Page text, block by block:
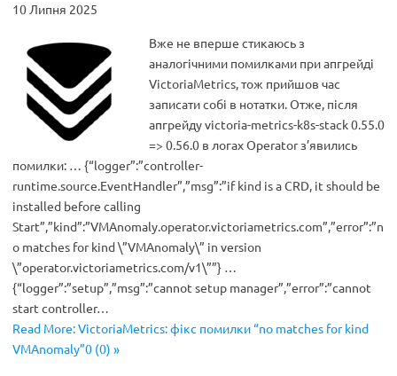
10 Липня 2025
Вже не вперше стикаюсь з
аналогічними помилками при апгрейді
VictoriaMetrics, тож прийшов час
записати собі в нотатки. Отже, після
апгрейду victoria-metrics-k8s-stack 0.55.0
=> 0.56.0 в логах Operator з’явились
помилки: … {“logger”:”controller-
runtime.source.EventHandler”,”msg”:”if kind is a CRD, it should be
installed before calling
Start”,”kind”:”VMAnomaly.operator.victoriametrics.com”,”error”:”n
o matches for kind \”VMAnomaly\” in version
\”operator.victoriametrics.com/v1\””} …
{“logger”:”setup”,”msg”:”cannot setup manager”,”error”:”cannot
start controller…
Read More: VictoriaMetrics: фікс помилки “no matches for kind
VMAnomaly”0 (0) »